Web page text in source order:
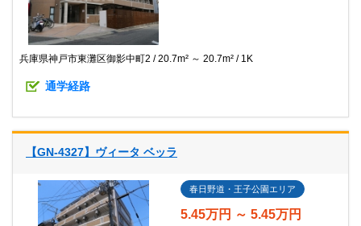
兵庫県神戸市東灘区御影中町2 20.7m² ～ 20.7m² 1K
通学経路
【GN-4327】ヴィータ ベッラ
春日野道・王子公園エリア
5.45万円 ～ 5.45万円